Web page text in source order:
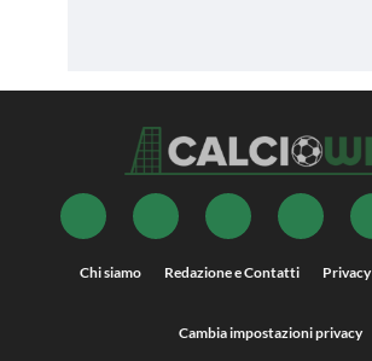
Chi siamo Redazione e Contatti Privacy
Cambia impostazioni privacy